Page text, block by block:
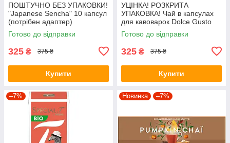
ПОШТУЧНО БЕЗ УПАКОВКИ!
"Japanese Sencha" 10 капсул
(потрібен адаптер)
Готово до відправки
325 ₴ 375 ₴
Купити
УЦІНКА! РОЗКРИТА
УПАКОВКА! Чай в капсулах
для кавоварок Dolce Gusto
"Red Fruits Delight" 10 капсул
(потрібен адаптер)
Готово до відправки
325 ₴ 375 ₴
Купити
–7% Новинка –7%